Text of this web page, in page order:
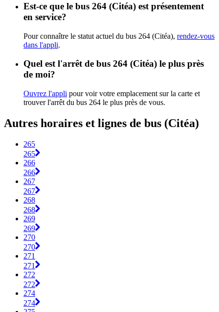
Est-ce que le bus 264 (Citéa) est présentement
en service?
Pour connaître le statut actuel du bus 264 (Citéa), rendez-vous
dans l'appli.
Quel est l'arrêt de bus 264 (Citéa) le plus près
de moi?
Ouvrez l'appli pour voir votre emplacement sur la carte et
trouver l'arrêt du bus 264 le plus près de vous.
Autres horaires et lignes de bus (Citéa)
265
265
266
266
267
267
268
268
269
269
270
270
271
271
272
272
274
274